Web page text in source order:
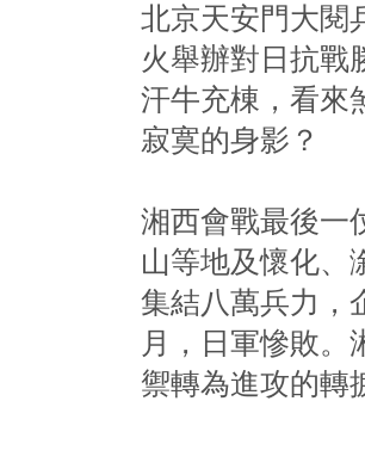
北京天安門大閱
火舉辦對日抗戰
汗牛充棟，看來
寂寞的身影？
湘西會戰最後一
山等地及懷化、
集結八萬兵力，
月，日軍慘敗。
禦轉為進攻的轉